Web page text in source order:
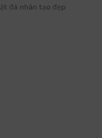
đá nhân tạo đẹp